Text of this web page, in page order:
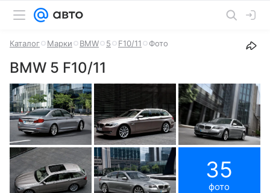
Каталог Марки BMW 5 F10/11 Фото
BMW 5 F10/11
35
фото